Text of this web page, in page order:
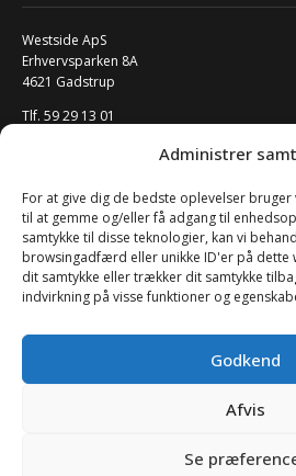
Administrer
For at give dig de bedste oplevelser
til at gemme og/eller få adgang til
samtykke til disse teknologier, kan vi
browsingadfærd eller unikke ID'er på dette
dit samtykke eller trækker dit samtykke
indvirkning på visse funktioner og
Godkend
Afvis
Se
Westside ApS
Erhvervsparken 8A
4621 Gadstrup
Tlf. 59 29 13 01
FØLG OS PÅ SOCIALE